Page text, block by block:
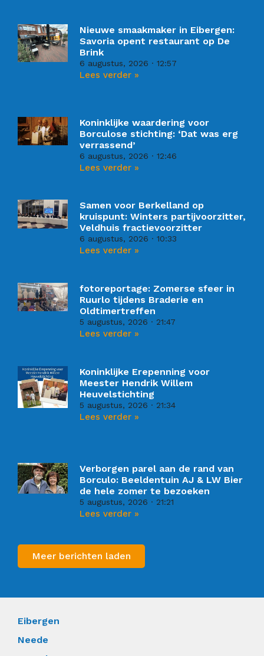
Nieuwe smaakmaker in Eibergen:
Savoria opent restaurant op De
Brink
6 augustus, 2026 12:57
Lees verder »
Koninklijke waardering voor
Borculose stichting: ‘Dat was erg
verrassend’
6 augustus, 2026 12:46
Lees verder »
Samen voor Berkelland op
kruispunt: Winters partijvoorzitter,
Veldhuis fractievoorzitter
6 augustus, 2026 10:33
Lees verder »
fotoreportage: Zomerse sfeer in
Ruurlo tijdens Braderie en
Oldtimertreffen
5 augustus, 2026 21:47
Lees verder »
Koninklijke Erepenning voor
Meester Hendrik Willem
Heuvelstichting
5 augustus, 2026 21:34
Lees verder »
Verborgen parel aan de rand van
Borculo: Beeldentuin AJ & LW Bier
de hele zomer te bezoeken
5 augustus, 2026 21:21
Lees verder »
Meer berichten laden
Eibergen
Neede